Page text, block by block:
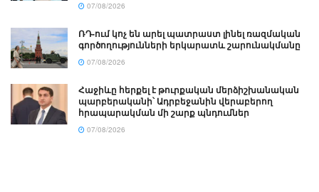
07/08/2026
ՌԴ-ում կոչ են արել պատրաստ լինել ռազմական
գործողությունների երկարատև շարունակմանը
07/08/2026
Հաջիևը հերքել է թուրքական մերձիշխանական
պարբերականի՝ Ադրբեջանին վերաբերող
հրապարակման մի շարք պնդումներ
07/08/2026